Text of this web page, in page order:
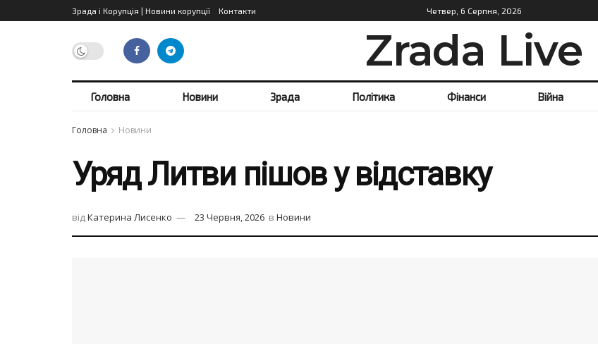
Зрада і Корупція | Новини корупції Контакти Четвер, 6 Серпня, 2026
Zrada Live
Головна Новини Зрада Політика Фінанси Війна
Головна Новини
Уряд Литви пішов у відставку
відКатерина Лисенко 23 Червня, 2026 в Новини